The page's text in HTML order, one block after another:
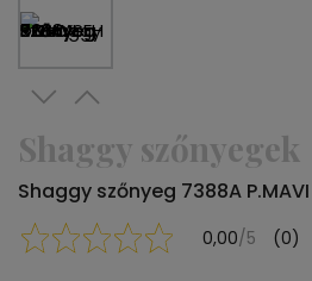
Shaggy szőnyegek
Shaggy szőnyeg 7388A P.MAVI
0,00/5 (0)